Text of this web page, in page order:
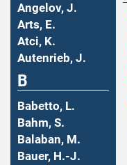
Angelov, J.
Arts, E.
Atci, K.
Autenrieb, J.
B
Babetto, L.
Bahm, S.
Balaban, M.
Bauer, H.-J.